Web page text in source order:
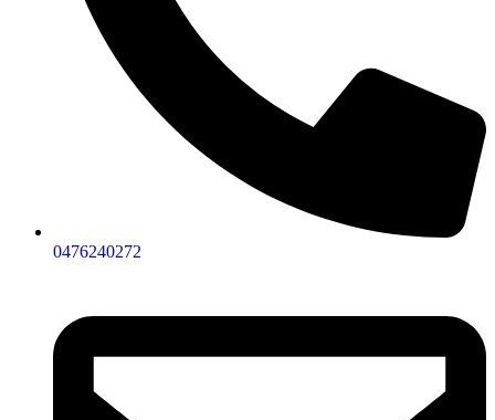
0476240272